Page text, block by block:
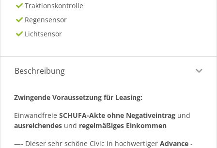
Traktionskontrolle
Regensensor
Lichtsensor
Beschreibung
Zwingende Voraussetzung für Leasing:
Einwandfreie SCHUFA-Akte ohne Negativeintrag und
ausreichendes und regelmäßiges Einkommen
—- Dieser sehr schöne Civic in hochwertiger Advance -